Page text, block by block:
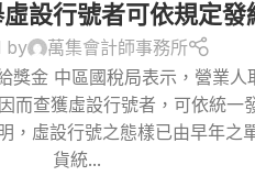
設行號者可依規定發
by
萬集會計師事務所
獎金 中區國稅局表示，營業
而查獲虛設行號者，可依統一
，虛設行號之態樣已由早年之
貨統...